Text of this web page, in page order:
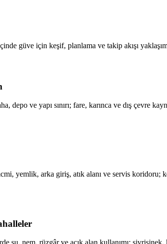
güve için keşif, planlama ve takip akışı
depo ve yapı sınırı; fare, karınca ve dış
yemlik, arka giriş, atık alanı ve servis koridoru;